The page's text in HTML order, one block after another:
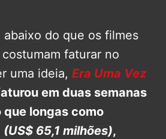
abaixo do que os filmes
faturar no
uma ideia, Era Uma Vez
em duas semanas
que longas como
(US$ 65,1 milhões),